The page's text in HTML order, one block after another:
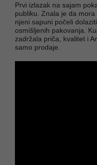
Prvi izlazak na sajam
publiku. Znala je da
njeni sapuni počeli
osmišljenih pakovanja.
zadržala priča, kvalitet i
samo prodaje.